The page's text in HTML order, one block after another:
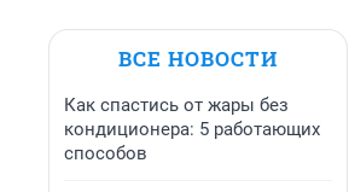
ВСЕ НОВОСТИ
Как спастись от жары без
кондиционера: 5 работающих
способов